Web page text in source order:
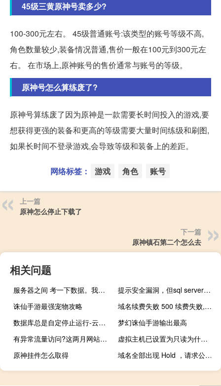
45级三黄原神号卖多少?
100-300元左右。 45级普通账号:该类型的账号等级不高,
角色数量较少,装备情况普通,售价一般在100元到300元左
右。 在市场上,原神账号的售价通常与账号的等级。
原神号怎么算练废了?
原神号算练废了因为原神是一款需要长时间投入的游戏,要
想获得更强的装备和更高的等级需要大量时间练级和刷图,
如果长时间不登录游戏,会导致等级和装备上的差距。
网络标签： 游戏 角色 账号
上一篇
原神怎么停止下载了
下一篇
原神镇石第二个怎么去
相关问题
服务器之间 考一下数据。我现在下载和上传太慢。
提示安全漏洞，但sql server最新补丁提示没有需要修复
诛仙手游最强宠物攻略
域名续费失败 500 续费失败,错误码:501 业务不属于您
数据库总是自定停止运行-云服务器问题
梦幻诛仙手游输出最高
有异常流量访问?这两月网站影响询盘断崖式下跌
虚拟主机已设置为只读为什么总受到木马入侵
原神挂件怎么取得
域名全部出现 Hold ，请求公司帮忙处理一下